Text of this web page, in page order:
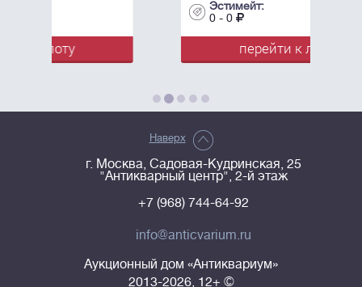
Наверх
г. Москва, Садовая-Кудринская, 25
"Антикварный центр", 2-й этаж
+7 (968) 744-64-92
info@anticvarium.ru
Аукционный дом «Антиквариум»
2013-2026, 12+ ©